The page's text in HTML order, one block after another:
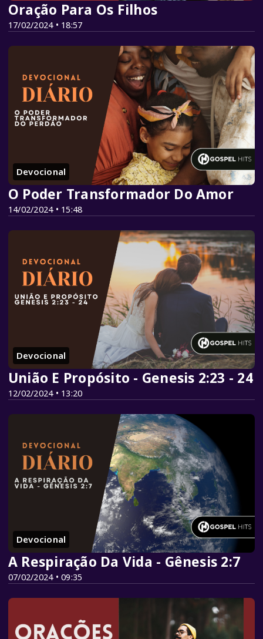
17/02/2024 • 18:57
Oração Para Os Filhos
Devocional
14/02/2024 • 15:48
O Poder Transformador Do Amor
Devocional
12/02/2024 • 13:20
União E Propósito - Genesis 2:23 - 24
Devocional
07/02/2024 • 09:35
A Respiração Da Vida - Gênesis 2:7